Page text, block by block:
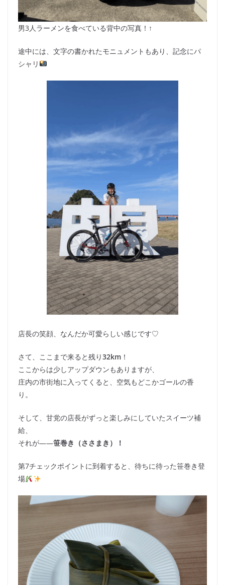
男3人ラーメンを食べている背中の写真！↑
途中には、文字の書かれたモニュメントもあり、記念にパ
シャリ
店長の笑顔、なんだか可愛らしい感じです♡
さて、ここまで来ると残り32km ！
ここからは少しアップダウンもありますが、
庄内の市街地に入ってくると、空気もどこかゴールの香
り。
そして、甘党の店長がずっと楽しみにしていたスイーツ補
給、
それが――笹巻き（ささまき）！
第7チェックポイントに到着すると、待ちに待った笹巻き登
場